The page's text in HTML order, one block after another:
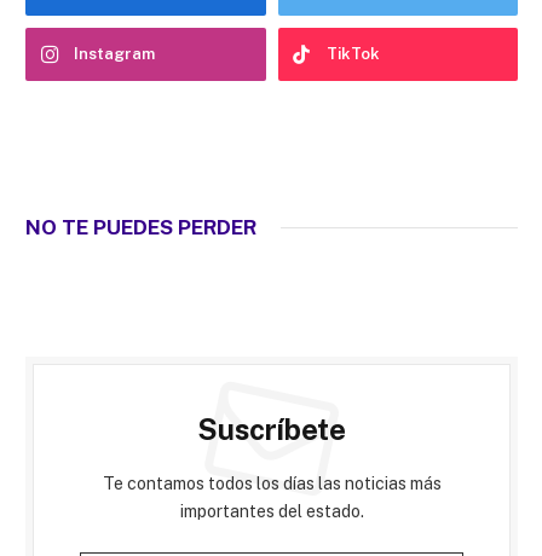
Instagram TikTok
NO TE PUEDES PERDER
Suscríbete
Te contamos todos los días las noticias más
importantes del estado.